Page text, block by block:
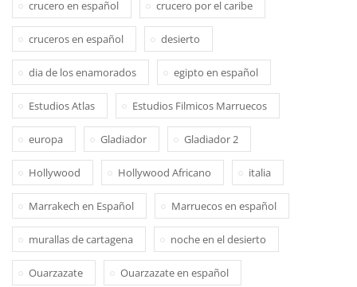
crucero en español crucero por el caribe
cruceros en español desierto
dia de los enamorados egipto en español
Estudios Atlas Estudios Filmicos Marruecos
europa Gladiador Gladiador 2
Hollywood Hollywood Africano italia
Marrakech en Español Marruecos en español
murallas de cartagena noche en el desierto
Ouarzazate Ouarzazate en español